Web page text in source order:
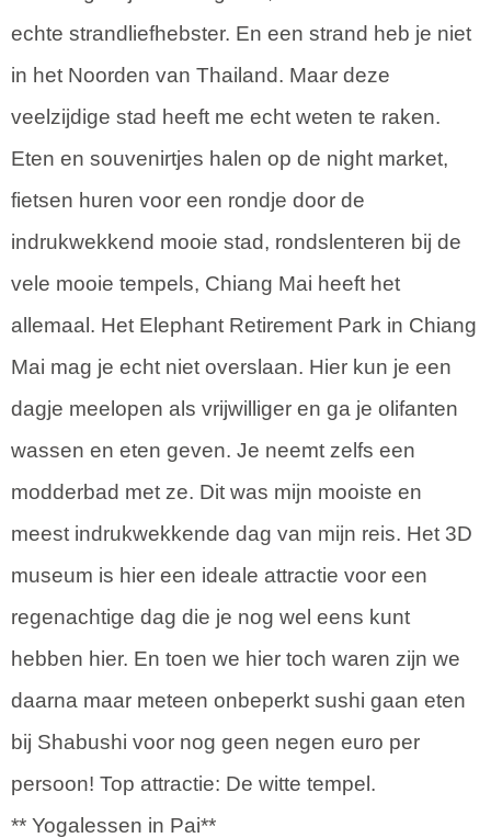
echte strandliefhebster. En een strand heb je niet
in het Noorden van Thailand. Maar deze
veelzijdige stad heeft me echt weten te raken.
Eten en souvenirtjes halen op de night market,
fietsen huren voor een rondje door de
indrukwekkend mooie stad, rondslenteren bij de
vele mooie tempels, Chiang Mai heeft het
allemaal. Het Elephant Retirement Park in Chiang
Mai mag je echt niet overslaan. Hier kun je een
dagje meelopen als vrijwilliger en ga je olifanten
wassen en eten geven. Je neemt zelfs een
modderbad met ze. Dit was mijn mooiste en
meest indrukwekkende dag van mijn reis. Het 3D
museum is hier een ideale attractie voor een
regenachtige dag die je nog wel eens kunt
hebben hier. En toen we hier toch waren zijn we
daarna maar meteen onbeperkt sushi gaan eten
bij Shabushi voor nog geen negen euro per
persoon! Top attractie: De witte tempel.
** Yogalessen in Pai**